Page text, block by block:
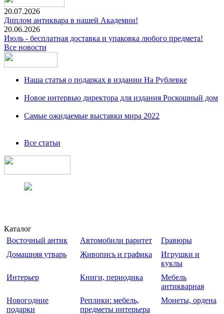
20.07.2026
Диплом антиквара в нашей Академии!
20.06.2026
Июль - бесплатная доставка и упаковка любого предмета!
Все новости
Наша статья о подарках в издании На Рублевке
Новое интервью директора для издания Роскошный дом
Самые ожидаемые выставки мира 2022
Все статьи
Каталог
Восточный антик
Автомобили раритет
Гравюры
Домашняя утварь
Живопись и графика
Игрушки и
куклы
Интерьер
Книги, периодика
Мебель
антикварная
Новогодние
подарки
Реплики: мебель,
предметы интерьера
Монеты, ордена